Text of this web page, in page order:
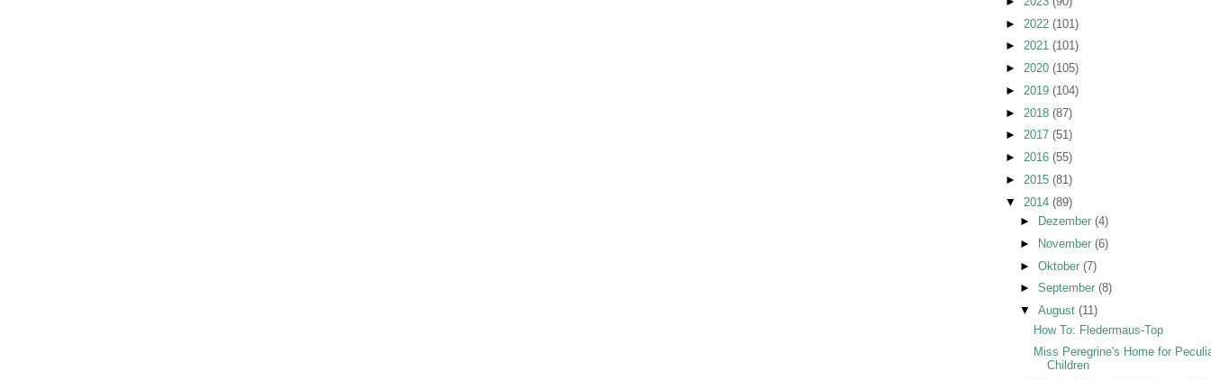
► 2022 (101)
► 2021 (101)
► 2020 (105)
► 2019 (104)
► 2018 (87)
► 2017 (51)
► 2016 (55)
► 2015 (81)
▼ 2014 (89)
►
Dezember (4)
►
November (6)
► Oktober (7)
► September (8)
▼ August (11)
How To: Fledermaus-Top
Miss Peregrine's Home for
Children